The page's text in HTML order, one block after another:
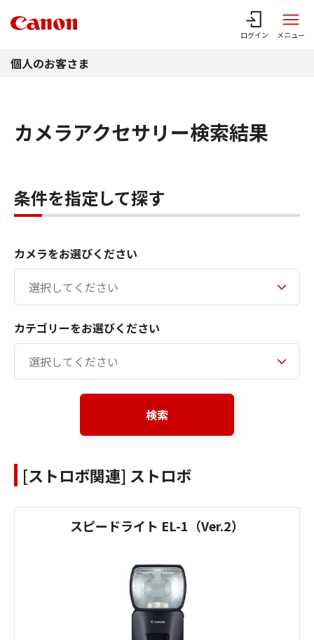
ログイン メニュー
個人のお客さま
カメラアクセサリー検索結果
条件を指定して探す
カメラをお選びください
カテゴリーをお選びください
検索
[ストロボ関連] ストロボ
スピードライト EL-1（Ver.2）